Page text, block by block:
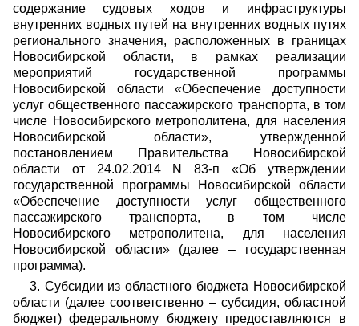
содержание судовых ходов и инфраструктуры
внутренних водных путей на внутренних водных путях
регионального значения, расположенных в границах
Новосибирской области, в рамках реализации
мероприятий государственной программы
Новосибирской области «Обеспечение доступности
услуг общественного пассажирского транспорта, в том
числе Новосибирского метрополитена, для населения
Новосибирской области», утвержденной
постановлением Правительства Новосибирской
области от 24.02.2014 N 83-п «Об утверждении
государственной программы Новосибирской области
«Обеспечение доступности услуг общественного
пассажирского транспорта, в том числе
Новосибирского метрополитена, для населения
Новосибирской области» (далее – государственная
программа).
3. Субсидии из областного бюджета Новосибирской
области (далее соответственно – субсидия, областной
бюджет) федеральному бюджету предоставляются в